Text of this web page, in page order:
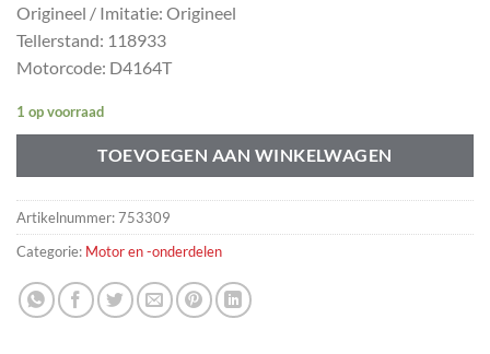
Origineel / Imitatie: Origineel
Tellerstand: 118933
Motorcode: D4164T
1 op voorraad
TOEVOEGEN AAN WINKELWAGEN
Artikelnummer:753309
Categorie: Motor en -onderdelen